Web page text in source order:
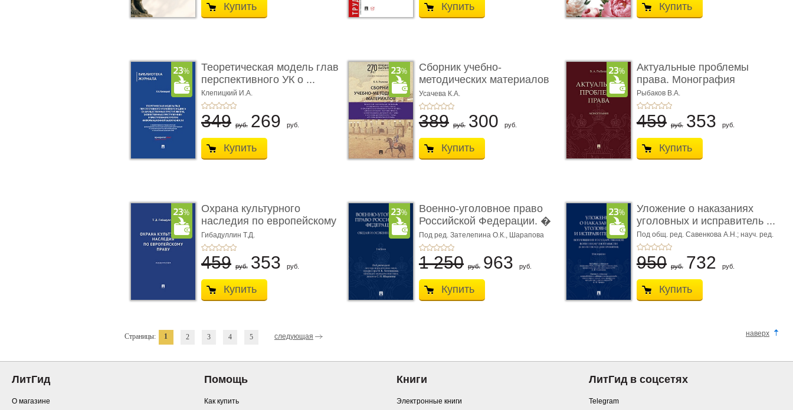
Купить Купить Купить
Теоретическая модель глав
перспективного УК о ...
Клепицкий И.А.
349 руб. 269 руб.
Купить
Сборник учебно-
методических материалов
по кур ...
Усачева К.А.
389 руб. 300 руб.
Купить
Актуальные проблемы
права. Монография
Рыбаков В.А.
459 руб. 353 руб.
Купить
Охрана культурного
наследия по европейскому
п ...
Гибадуллин Т.Д.
459 руб. 353 руб.
Купить
Военно-уголовное право
Российской Федерации. �
...
Под ред. Зателепина О.К., Шарапова
С.Н.
1 250 руб. 963 руб.
Купить
Уложение о наказаниях
уголовных и исправитель ...
Под общ. ред. Савенкова А.Н.; науч. ред.
и рук. авт. кол. Чучаев А.И.
950 руб. 732 руб.
Купить
Страницы: 1 2 3 4 5 следующая наверх
ЛитГид
О магазине
Помощь
Как купить
Книги
Электронные книги
ЛитГид в соцсетях
Telegram